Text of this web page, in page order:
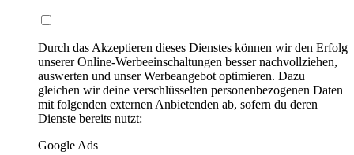
Durch das Akzeptieren dieses Dienstes können wir den Erfolg
unserer Online-Werbeeinschaltungen besser nachvollziehen,
auswerten und unser Werbeangebot optimieren. Dazu
gleichen wir deine verschlüsselten personenbezogenen Daten
mit folgenden externen Anbietenden ab, sofern du deren
Dienste bereits nutzt:
Google Ads